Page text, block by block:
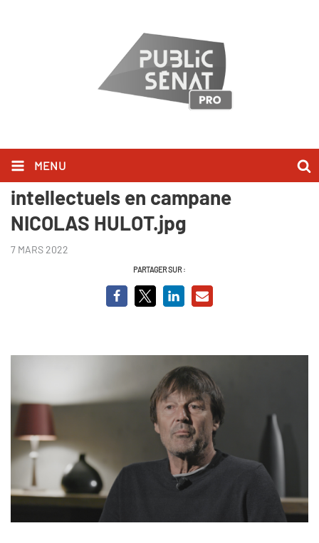
MENU
Je pense donc je vote -
intellectuels en campane
NICOLAS HULOT.jpg
7 MARS 2022
PARTAGER SUR :